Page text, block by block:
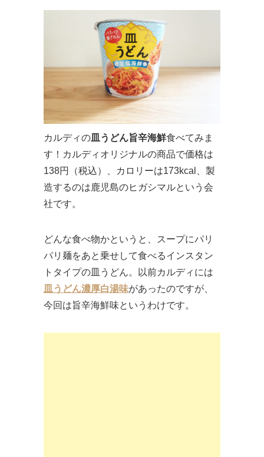
カルディの 皿うどん旨辛海鮮食べてみま
す！カルディオリジナルの商品で価格は
138円（税込）、カロリーは173kcal、製
造するのは鹿児島のヒガシマルという会
社です。
どんな食べ物かというと、スープにパリ
パリ麺をあと乗せして食べるインスタン
トタイプの皿うどん。以前カルディには
皿うどん濃厚白湯味があったのですが、
今回は旨辛海鮮味というわけです。